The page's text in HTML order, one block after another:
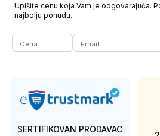
Upišite cenu koja Vam je odgovarajuća.
najbolju ponudu.
SERTIFIKOVAN PRODAVAC